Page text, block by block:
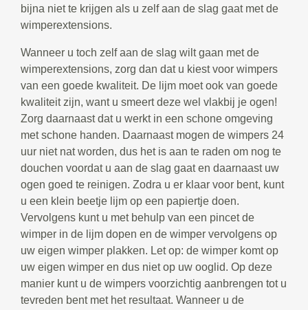
bijna niet te krijgen als u zelf aan de slag gaat met de
wimperextensions.
Wanneer u toch zelf aan de slag wilt gaan met de
wimperextensions, zorg dan dat u kiest voor wimpers
van een goede kwaliteit. De lijm moet ook van goede
kwaliteit zijn, want u smeert deze wel vlakbij je ogen!
Zorg daarnaast dat u werkt in een schone omgeving
met schone handen. Daarnaast mogen de wimpers 24
uur niet nat worden, dus het is aan te raden om nog te
douchen voordat u aan de slag gaat en daarnaast uw
ogen goed te reinigen. Zodra u er klaar voor bent, kunt
u een klein beetje lijm op een papiertje doen.
Vervolgens kunt u met behulp van een pincet de
wimper in de lijm dopen en de wimper vervolgens op
uw eigen wimper plakken. Let op: de wimper komt op
uw eigen wimper en dus niet op uw ooglid. Op deze
manier kunt u de wimpers voorzichtig aanbrengen tot u
tevreden bent met het resultaat. Wanneer u de